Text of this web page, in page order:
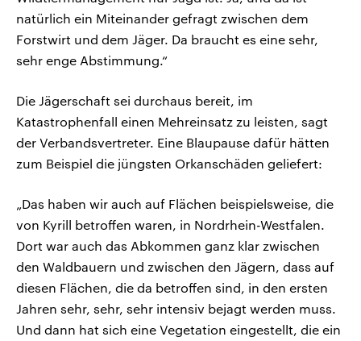
natürlich ein Miteinander gefragt zwischen dem
Forstwirt und dem Jäger. Da braucht es eine sehr,
sehr enge Abstimmung.“
Die Jägerschaft sei durchaus bereit, im
Katastrophenfall einen Mehreinsatz zu leisten, sagt
der Verbandsvertreter. Eine Blaupause dafür hätten
zum Beispiel die jüngsten Orkanschäden geliefert:
„Das haben wir auch auf Flächen beispielsweise, die
von Kyrill betroffen waren, in Nordrhein-Westfalen.
Dort war auch das Abkommen ganz klar zwischen
den Waldbauern und zwischen den Jägern, dass auf
diesen Flächen, die da betroffen sind, in den ersten
Jahren sehr, sehr, sehr intensiv bejagt werden muss.
Und dann hat sich eine Vegetation eingestellt, die ein